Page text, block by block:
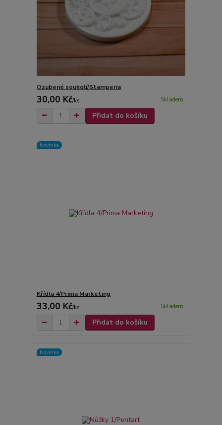
Ozubené soukolí/Stamperia
30,00 Kč/ks Skladem
Přidat do košíku
Novinka
Křídla 4/Prima Marketing
33,00 Kč/ks Skladem
Přidat do košíku
Novinka